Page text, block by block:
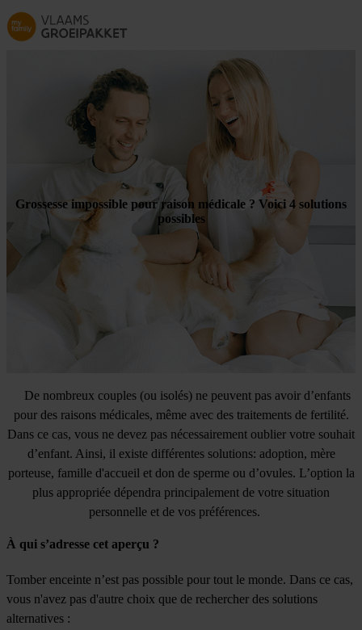
Skip to main content
Grossesse impossible pour raison médicale ? Voici 4 solutions
possibles
De nombreux couples (ou isolés) ne peuvent pas avoir d’enfants
pour des raisons médicales, même avec des traitements de fertilité.
Dans ce cas, vous ne devez pas nécessairement oublier votre souhait
d’enfant. Ainsi, il existe différentes solutions: adoption, mère
porteuse, famille d'accueil et don de sperme ou d’ovules. L’option la
plus appropriée dépendra principalement de votre situation
personnelle et de vos préférences.
À qui s’adresse cet aperçu ?
Tomber enceinte n’est pas possible pour tout le monde. Dans ce cas,
vous n'avez pas d'autre choix que de rechercher des solutions
alternatives :